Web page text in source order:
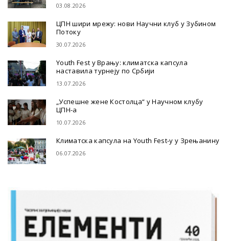
03.08.2026
ЦПН шири мрежу: нови Научни клуб у Зубином
Потоку
30.07.2026
Youth Fest у Врању: климатска капсула
наставила турнеју по Србији
13.07.2026
„Успешне жене Костолца“ у Научном клубу
ЦПН-а
10.07.2026
Климатска капсула на Youth Fest-у у Зрењанину
06.07.2026